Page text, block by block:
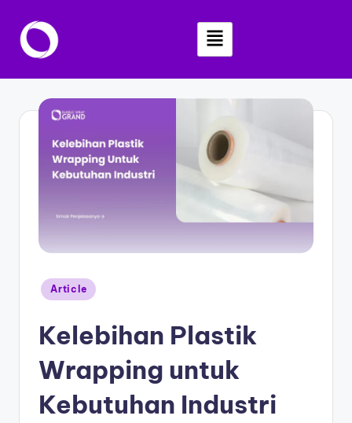
Skip
Article
Kelebihan Plastik
Wrapping untuk
Kebutuhan Industri